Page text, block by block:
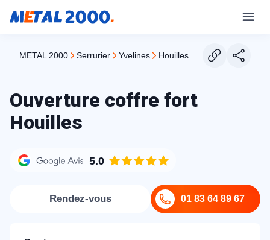
METAL 2000 serrurier yvelines houilles
Ouverture coffre fort
Houilles
5.0
01 83 64 89 67
Rendez-vous